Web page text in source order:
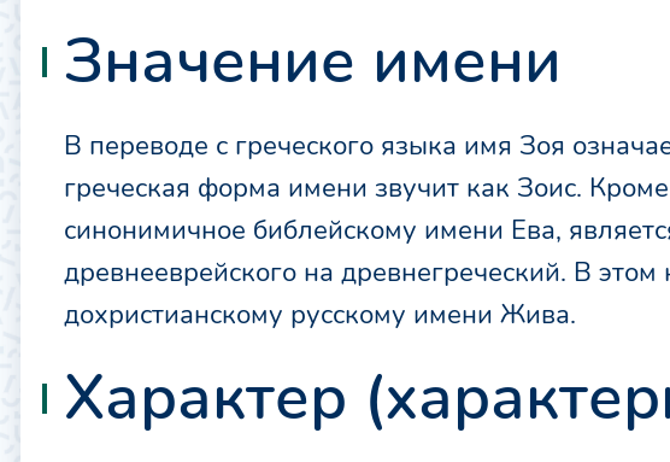
Значение имени
В переводе с греческого языка имя Зоя
греческая форма имени звучит как Зоис.
синонимичное библейскому имени Ева,
древнееврейского на древнегреческий. В
дохристианскому русскому имени Жива.
Характер